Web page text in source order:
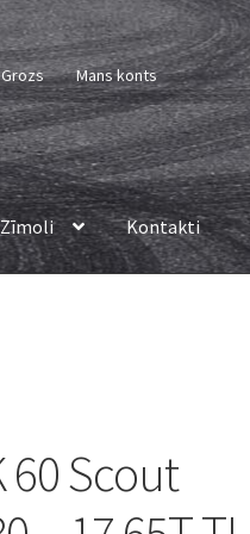
Grozs Mans konts
Zīmoli Kontakti
60 Scout